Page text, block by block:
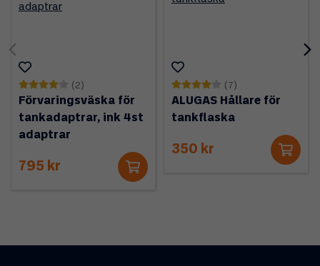
(2)
Förvaringsväska för
tankadaptrar, ink 4st
adaptrar
795 kr
(7)
ALUGAS Hållare för
tankflaska
350 kr